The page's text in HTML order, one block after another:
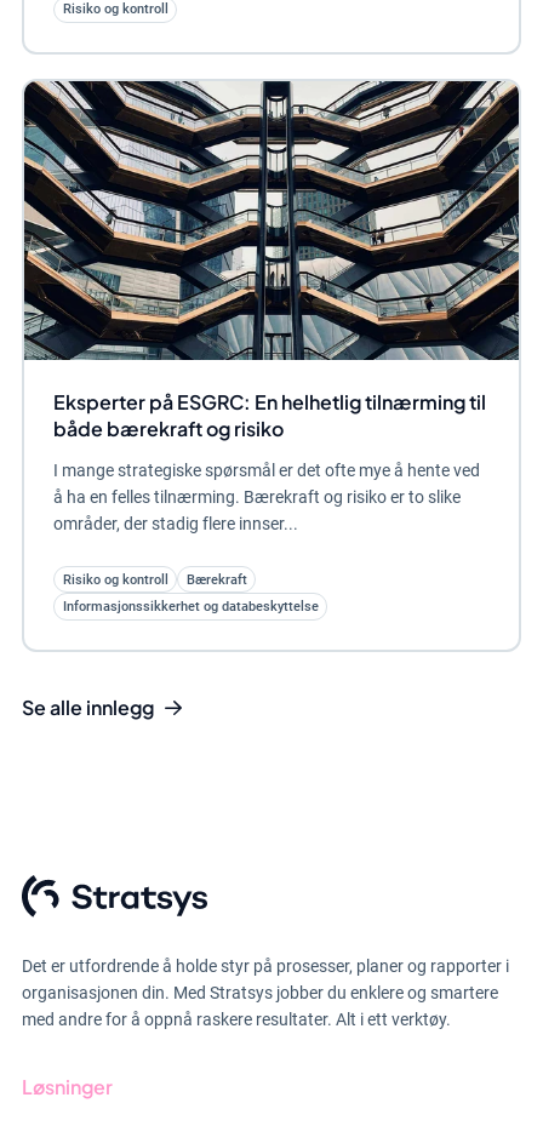
Risiko og kontroll
Eksperter på ESGRC: En helhetlig tilnærming til
både bærekraft og risiko
I mange strategiske spørsmål er det ofte mye å hente ved
å ha en felles tilnærming. Bærekraft og risiko er to slike
områder, der stadig flere innser...
Risiko og kontroll
Bærekraft
Informasjonssikkerhet og databeskyttelse
Se alle innlegg
Det er utfordrende å holde styr på prosesser, planer og rapporter i
organisasjonen din. Med Stratsys jobber du enklere og smartere
med andre for å oppnå raskere resultater. Alt i ett verktøy.
Løsninger